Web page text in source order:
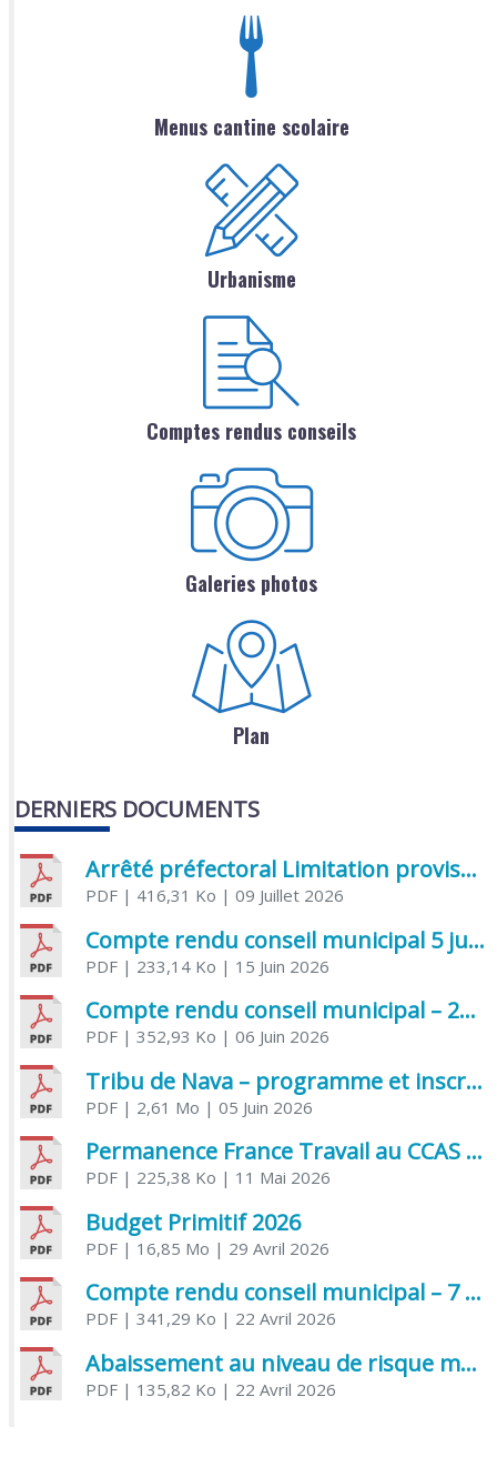
Menus cantine scolaire
Urbanisme
Comptes rendus conseils
Galeries photos
Plan
DERNIERS DOCUMENTS
Arrêté préfectoral Limitation provisoire des usages de l’eau
PDF| 416,31 Ko | 09 Juillet 2026
Compte rendu conseil municipal 5 juin 2026 sénatoriale
PDF| 233,14 Ko | 15 Juin 2026
Compte rendu conseil municipal – 21 avril 2026
PDF| 352,93 Ko | 06 Juin 2026
Tribu de Nava – programme et inscriptions été 2026
PDF| 2,61 Mo | 05 Juin 2026
Permanence France Travail au CCAS de Saujon Juin 2026
PDF| 225,38 Ko | 11 Mai 2026
Budget Primitif 2026
PDF| 16,85 Mo | 29 Avril 2026
Compte rendu conseil municipal – 7 avril 2026
PDF| 341,29 Ko | 22 Avril 2026
Abaissement au niveau de risque modéré de l’Influenza aviaire
PDF| 135,82 Ko | 22 Avril 2026